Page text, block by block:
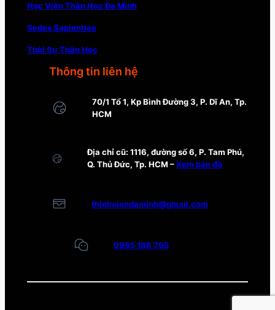
Học Viện Thần Học Đa Minh
Sedes Sapientiae
Thời Sự Thần Học
Thông tin liên hệ
70/1 Tổ 1, Kp Bình Đường 3, P. Dĩ An, Tp.
HCM
Địa chỉ cũ: 1116, đường số 6, P. Tam Phú,
Q. Thủ Đức, Tp. HCM –Xem bản đồ
thinhviendaminh@gmail.com
0985 188 795